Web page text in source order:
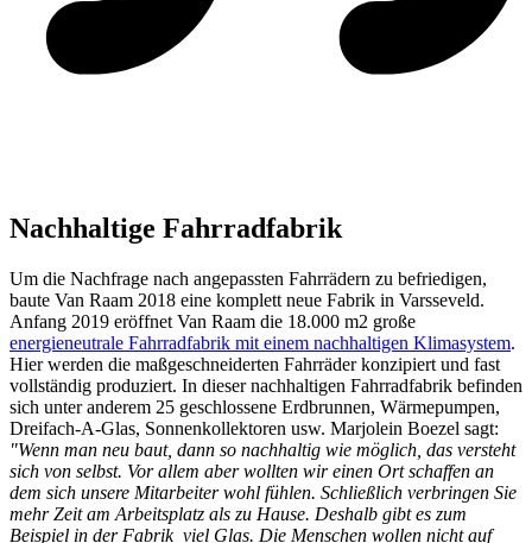
Nachhaltige Fahrradfabrik
Um die Nachfrage nach angepassten Fahrrädern zu befriedigen,
baute Van Raam 2018 eine komplett neue Fabrik in Varsseveld.
Anfang 2019 eröffnet Van Raam die 18.000 m2 große
energieneutrale Fahrradfabrik mit einem nachhaltigen Klimasystem.
Hier werden die maßgeschneiderten Fahrräder konzipiert und fast
vollständig produziert. In dieser nachhaltigen Fahrradfabrik befinden
sich unter anderem 25 geschlossene Erdbrunnen, Wärmepumpen,
Dreifach-A-Glas, Sonnenkollektoren usw. Marjolein Boezel sagt:
"Wenn man neu baut, dann so nachhaltig wie möglich, das versteht
sich von selbst. Vor allem aber wollten wir einen Ort schaffen an
dem sich unsere Mitarbeiter wohl fühlen. Schließlich verbringen Sie
mehr Zeit am Arbeitsplatz als zu Hause. Deshalb gibt es zum
Beispiel in der Fabrik viel Glas. Die Menschen wollen nicht auf